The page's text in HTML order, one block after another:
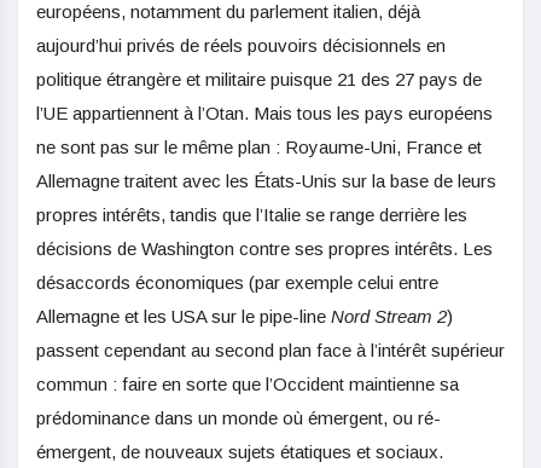
européens, notamment du parlement italien, déjà
aujourd’hui privés de réels pouvoirs décisionnels en
politique étrangère et militaire puisque 21 des 27 pays de
l’UE appartiennent à l’Otan. Mais tous les pays européens
ne sont pas sur le même plan : Royaume-Uni, France et
Allemagne traitent avec les États-Unis sur la base de leurs
propres intérêts, tandis que l’Italie se range derrière les
décisions de Washington contre ses propres intérêts. Les
désaccords économiques (par exemple celui entre
Allemagne et les USA sur le pipe-line Nord Stream 2)
passent cependant au second plan face à l’intérêt supérieur
commun : faire en sorte que l’Occident maintienne sa
prédominance dans un monde où émergent, ou ré-
émergent, de nouveaux sujets étatiques et sociaux.